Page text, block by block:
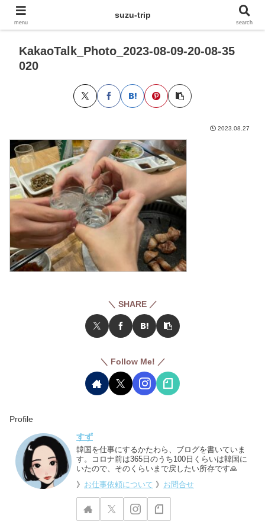
KakaoTalk_Photo_2023-08-09-20-08-35
020
2023.08.27
＼ SHARE ／
＼ Follow Me! ／
Profile
すず
韓国を仕事にするかたわら、ブログを書いていま
す。コロナ前は365日のうち100日くらいは韓国に
いたので、そのくらいまで戻したい所存です🙏
》 お仕事依頼について 》 お問合せ
menu
suzu-trip
search